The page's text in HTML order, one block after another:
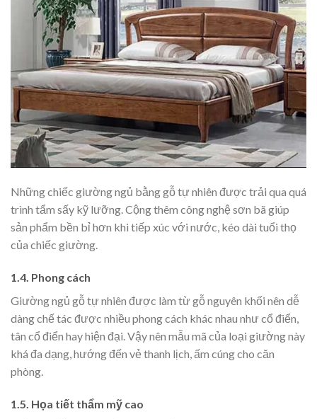
Những chiếc giường ngủ bằng gỗ tự nhiên được trải qua quá
trình tẩm sấy kỹ lưỡng. Cộng thêm công nghệ sơn bã giúp
sản phẩm bền bỉ hơn khi tiếp xúc với nước, kéo dài tuổi thọ
của chiếc giường.
1.4. Phong cách
Giường ngủ gỗ tự nhiên được làm từ gỗ nguyên khối nên dễ
dàng chế tác được nhiều phong cách khác nhau như cổ điển,
tân cổ điển hay hiện đại. Vậy nên mẫu mã của loại giường này
khá đa dạng, hướng đến vẻ thanh lịch, ấm cúng cho căn
phòng.
1.5. Họa tiết thẩm mỹ cao